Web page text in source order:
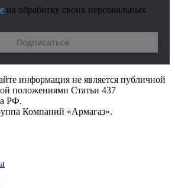
на обработку своих персональных
информация не является публичной
положениями Статьи 437
РФ.
Компаний «Армагаз».